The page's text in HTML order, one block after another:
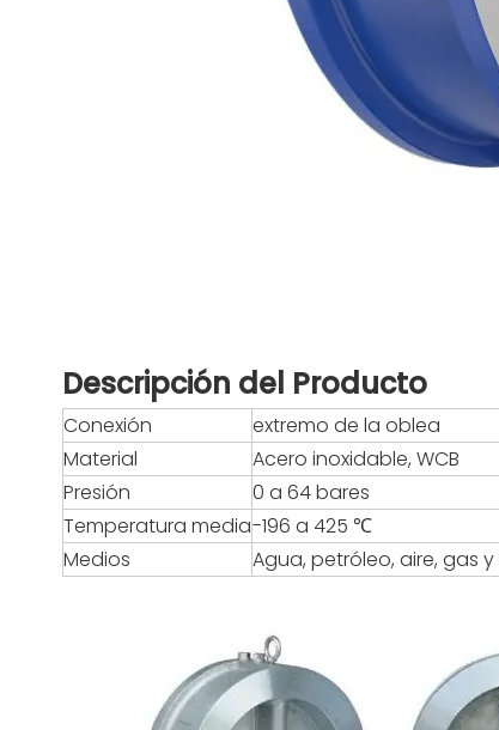
Descripción del Producto
Conexión
extremo de la oblea
Material
Acero inoxidable, WCB
Presión
0 a 64 bares
Temperatura media-196 a 425 ℃
Medios
Agua, petróleo, aire, gas